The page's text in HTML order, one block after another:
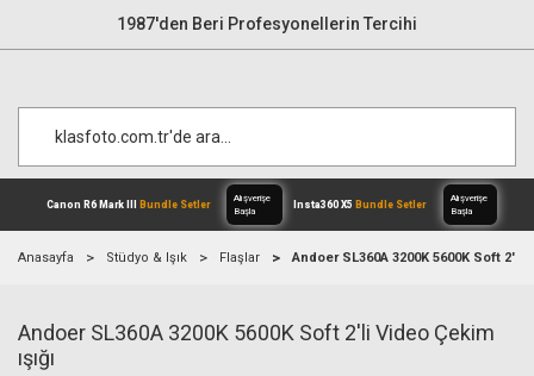
1987'den Beri Profesyonellerin Tercihi
Canon R6 Mark III Bundle Setler
Alışverişe
Anasayfa Stüdyo & Işık Flaşlar Andoer SL360A 3200K 5600K Soft 2'li
Andoer SL360A 3200K 5600K Soft 2'li Video Çekim
ışığı